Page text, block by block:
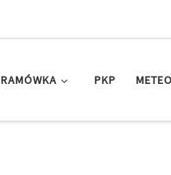
RAMÓWKA PKP